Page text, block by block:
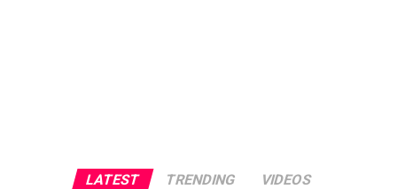
LATEST TRENDING VIDEOS